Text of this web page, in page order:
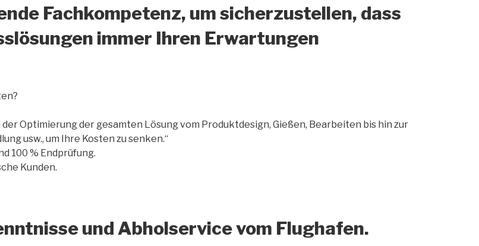
Fachkompetenz, um sicherzustellen, dass
immer Ihren Erwartungen
Optimierung der gesamten Lösung vom Produktdesign, Gießen, Bearbeiten bis hin zur
usw., um Ihre Kosten zu senken.“
100 % Endprüfung.
Kunden.
und Abholservice vom Flughafen.